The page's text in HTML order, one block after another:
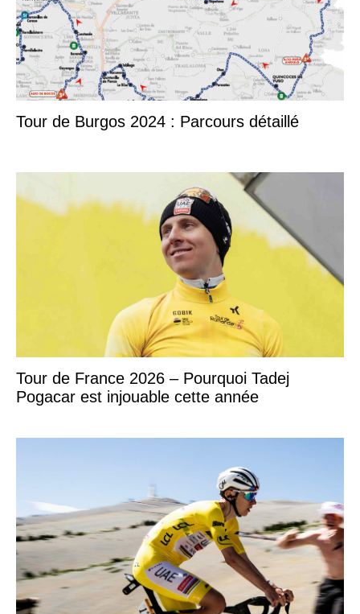
Tour de Burgos 2024 : Parcours détaillé
Tour de France 2026 – Pourquoi Tadej
Pogacar est injouable cette année